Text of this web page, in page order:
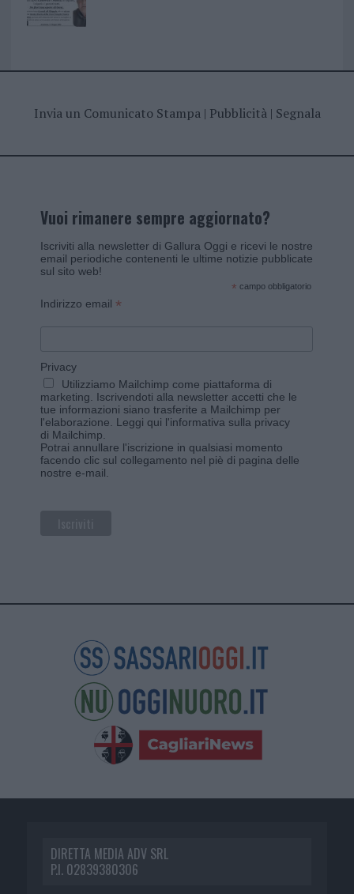
Invia un Comunicato Stampa| Pubblicità| Segnala
Vuoi rimanere sempre aggiornato?
Iscriviti alla newsletter di Gallura Oggi e ricevi le nostre
email periodiche contenenti le ultime notizie pubblicate
sul sito web!
* campo obbligatorio
Indirizzo email *
Privacy
Utilizziamo Mailchimp come piattaforma di
marketing. Iscrivendoti alla newsletter accetti che le
tue informazioni siano trasferite a Mailchimp per
l'elaborazione. Leggi qui l'informativa sulla privacy
di Mailchimp
Potrai annullare l'iscrizione in qualsiasi momento
facendo clic sul collegamento nel piè di pagina delle
nostre e-mail.
DIRETTA MEDIA ADV SRL
P.I. 02839380306